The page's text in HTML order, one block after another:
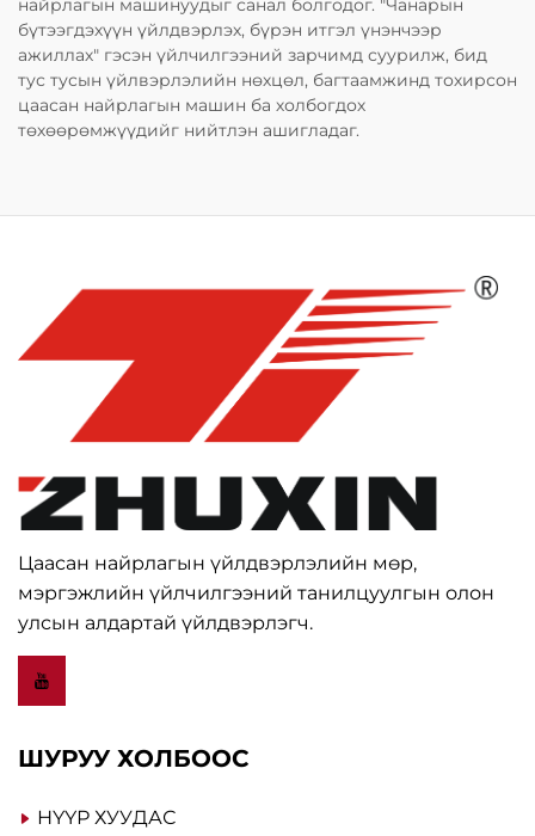
найрлагын машинуудыг санал болгодог. "Чанарын
бүтээгдэхүүн үйлдвэрлэх, бүрэн итгэл үнэнчээр
ажиллах" гэсэн үйлчилгээний зарчимд суурилж, бид
тус тусын үйлвэрлэлийн нөхцөл, багтаамжинд тохирсон
цаасан найрлагын машин ба холбогдох
төхөөрөмжүүдийг нийтлэн ашигладаг.
Цаасан найрлагын үйлдвэрлэлийн мөр,
мэргэжлийн үйлчилгээний танилцуулгын олон
улсын алдартай үйлдвэрлэгч.
ШУРУУ ХОЛБООС
НҮҮР ХУУДАС